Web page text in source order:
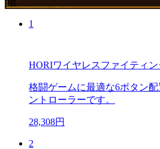
PR
1
HORIワイヤレスファイティ
格闘ゲームに最適な6ボタン
ントローラーです。
28,308円
2